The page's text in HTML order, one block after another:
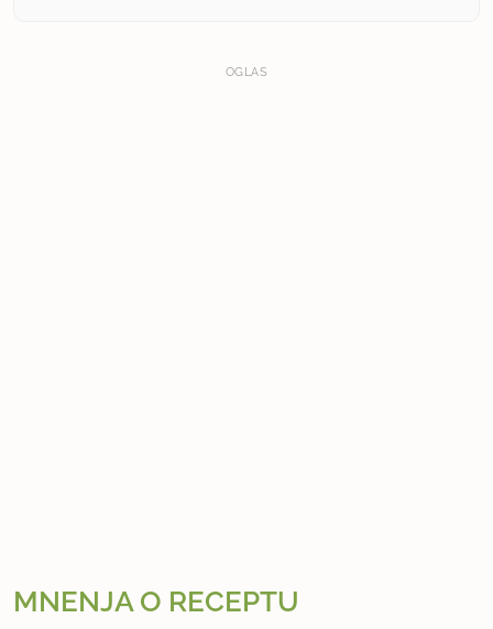
OGLAS
MNENJA O RECEPTU